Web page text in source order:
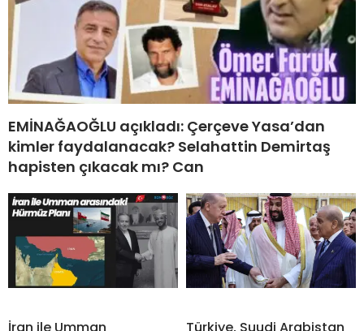
EMİNAĞAOĞLU açıkladı: Çerçeve Yasa’dan
kimler faydalanacak? Selahattin Demirtaş
hapisten çıkacak mı? Can
İran ile Umman
Türkiye, Suudi Arabistan